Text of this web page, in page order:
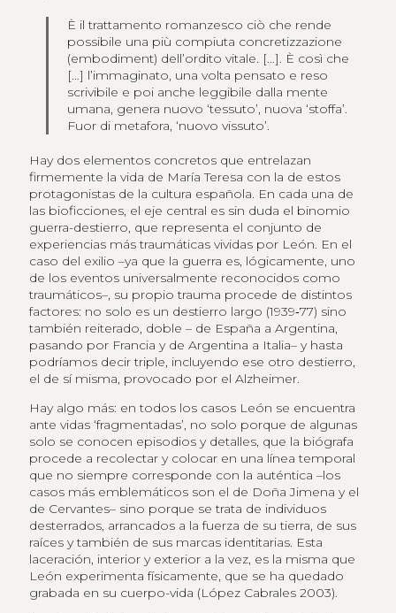
È il trattamento romanzesco ciò che rende
possibile una più compiuta concretizzazione
(embodiment) dell’ordito vitale. […]. È così che
[…] l’immaginato, una volta pensato e reso
scrivibile e poi anche leggibile dalla mente
umana, genera nuovo ‘tessuto’, nuova ‘stoffa’.
Fuor di metafora, ‘nuovo vissuto’.
Hay dos elementos concretos que entrelazan
firmemente la vida de María Teresa con la de estos
protagonistas de la cultura española. En cada una de
las bioficciones, el eje central es sin duda el binomio
guerra-destierro, que representa el conjunto de
experiencias más traumáticas vividas por León. En el
caso del exilio –ya que la guerra es, lógicamente, uno
de los eventos universalmente reconocidos como
traumáticos–, su propio trauma procede de distintos
factores: no solo es un destierro largo (1939‑77) sino
también reiterado, doble – de España a Argentina,
pasando por Francia y de Argentina a Italia– y hasta
podríamos decir triple, incluyendo ese otro destierro,
el de sí misma, provocado por el Alzheimer.
Hay algo más: en todos los casos León se encuentra
ante vidas ‘fragmentadas’, no solo porque de algunas
solo se conocen episodios y detalles, que la biógrafa
procede a recolectar y colocar en una línea temporal
que no siempre corresponde con la auténtica –los
casos más emblemáticos son el de Doña Jimena y el
de Cervantes– sino porque se trata de individuos
desterrados, arrancados a la fuerza de su tierra, de sus
raíces y también de sus marcas identitarias. Esta
laceración, interior y exterior a la vez, es la misma que
León experimenta físicamente, que se ha quedado
grabada en su cuerpo-vida (López Cabrales 2003).